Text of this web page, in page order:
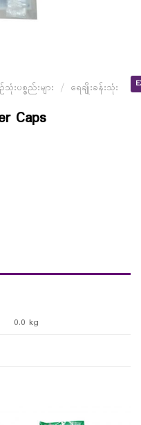
ပစ္စည်းများ / ရေချိုးခန်းသုံး
Caps
0.0 kg